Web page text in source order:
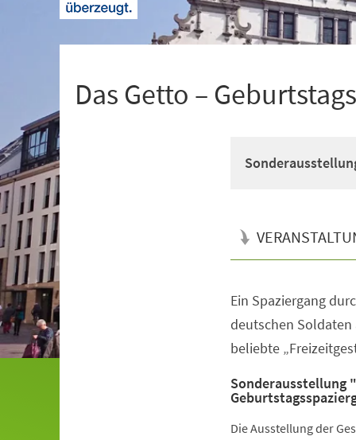
Das Getto –
Ein Spaziergang
deutschen Soldaten
beliebte
Sonderausstellung
Die Ausstellung der